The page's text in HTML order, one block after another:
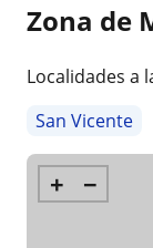
Zona de
Localidades a
San Vicente
+ −